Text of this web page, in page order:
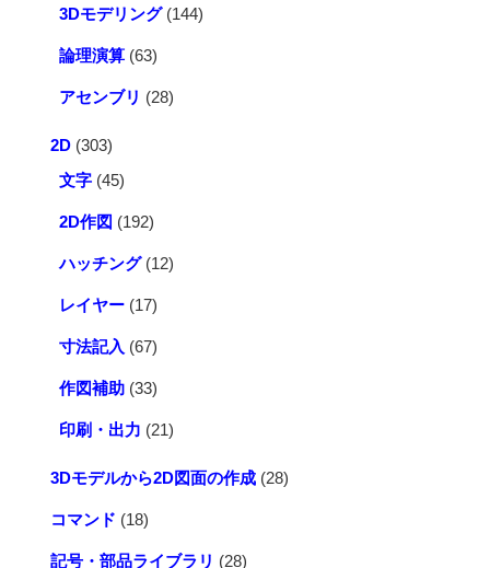
3Dモデリング(144)
論理演算 (63)
アセンブリ (28)
2D (303)
文字 (45)
2D作図 (192)
ハッチング(12)
レイヤー (17)
寸法記入 (67)
作図補助 (33)
印刷・出力 (21)
3Dモデルから2D図面の作成 (28)
コマンド (18)
記号・部品ライブラリ (28)